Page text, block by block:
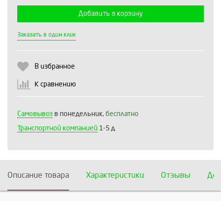
Добавить в корзину
Заказать в один клик
В избранное
К сравнению
Самовывоз в понедельник, бесплатно
Транспортной компанией 1-5 д
Описание товара Характеристики Отзывы